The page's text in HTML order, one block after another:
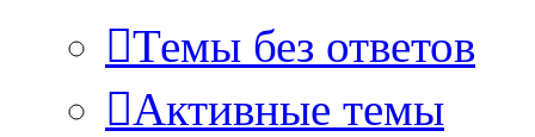
Темы без ответов
Активные темы